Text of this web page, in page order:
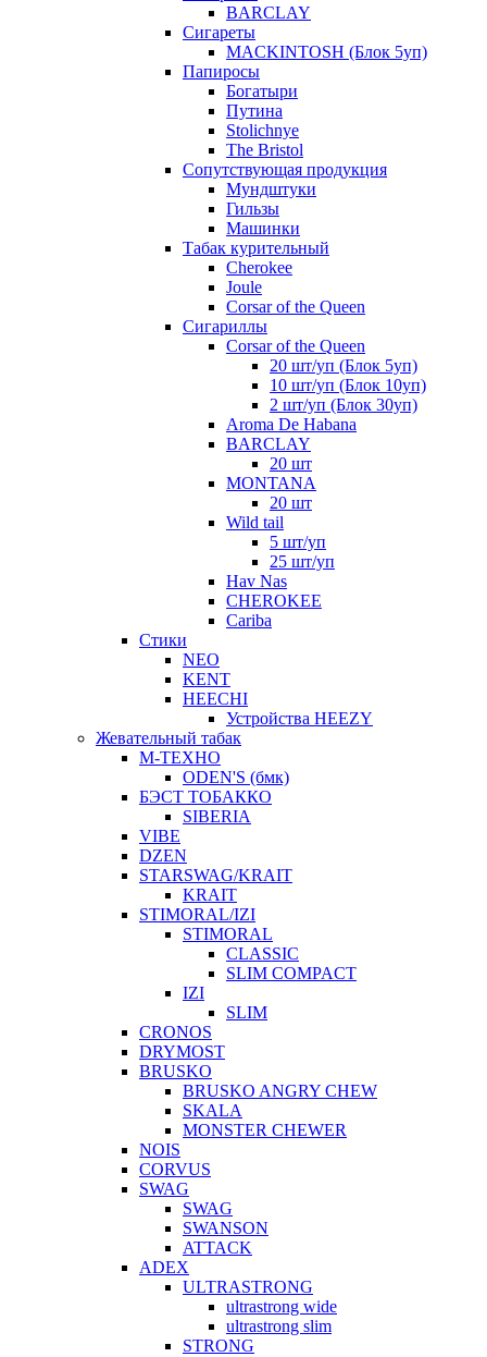
BARCLAY
Сигареты
MACKINTOSH (Блок 5уп)
Папиросы
Богатыри
Путина
Stolichnye
The Bristol
Сопутствующая продукция
Мундштуки
Гильзы
Машинки
Табак курительный
Cherokee
Joule
Corsar of the Queen
Сигариллы
Corsar of the Queen
20 шт/уп (Блок 5уп)
10 шт/уп (Блок 10уп)
2 шт/уп (Блок 30уп)
Aroma De Habana
BARCLAY
20 шт
MONTANA
20 шт
Wild tail
5 шт/уп
25 шт/уп
Hav Nas
CHEROKEE
Cariba
Стики
NEO
KENT
HEECHI
Устройства HEEZY
Жевательный табак
М-ТЕХНО
ODEN'S (бмк)
БЭСТ ТОБАККО
SIBERIA
VIBE
DZEN
STARSWAG/KRAIT
KRAIT
STIMORAL/IZI
STIMORAL
CLASSIC
SLIM COMPACT
IZI
SLIM
CRONOS
DRYMOST
BRUSKO
BRUSKO ANGRY CHEW
SKALA
MONSTER CHEWER
NOIS
CORVUS
SWAG
SWAG
SWANSON
ATTACK
ADEX
ULTRASTRONG
ultrastrong wide
ultrastrong slim
STRONG